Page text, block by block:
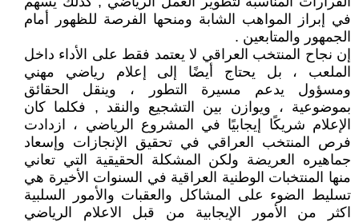
في إبراز المواهب الشابة ومنحها الفرصة للظهور أمام
الجمهور والمتابعين .
إن نجاح المنتخب العراقي لا يعتمد فقط على الأداء داخل
الملعب ، بل يحتاج أيضًا إلى إعلام رياضي مهني
ومسؤول يدعم مسيرة التطور ، وينقل الحقائق
بموضوعية ، ويوازن بين التشجيع والنقد , فكلما كان
الإعلام شريكًا إيجابيًا في المشروع الرياضي ، ازدادت
فرص المنتخب العراقي في تحقيق الإنجازات وإسعاد
جماهيره العريضة ولكن المشكلة الحقيقية التي تعاني
منها المنتخبات الوطنية العراقية في السنوات الأخيرة هي
تسليط الضوء على المشاكل والعقبات والأمور السلبية
اكثر من الأمور الإيجابية من قبل الاعلام الرياضي